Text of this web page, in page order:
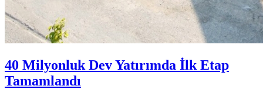
40 Milyonluk Dev Yatırımda İlk Etap
Tamamlandı